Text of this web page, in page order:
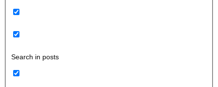
Search in posts